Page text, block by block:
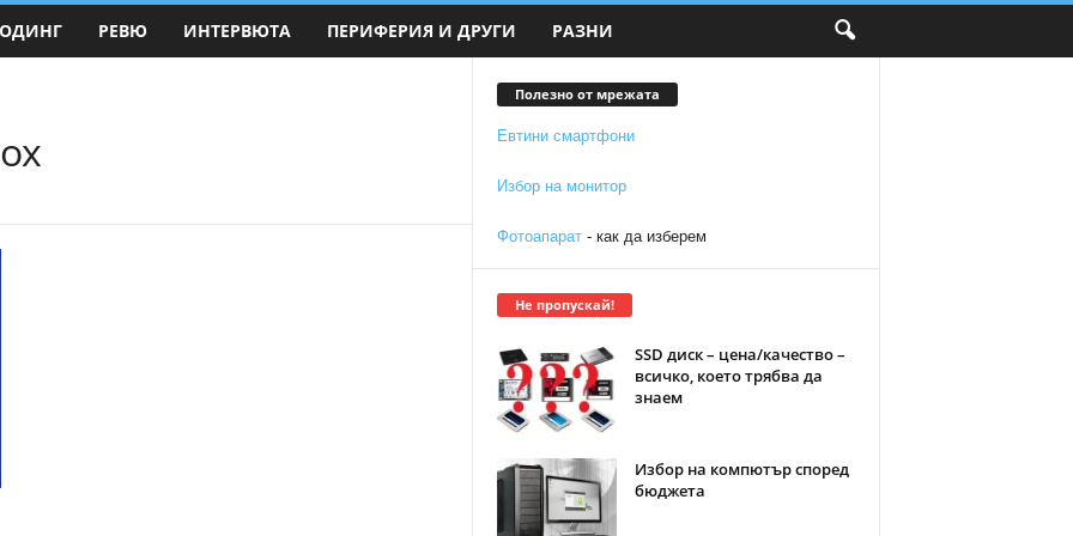
РЕВЮ ИНТЕРВЮТА ПЕРИФЕРИЯ И ДРУГИ РАЗНИ
Полезно от мрежата
Евтини смартфони
Избор на монитор
Фотоапарат- как да изберем
Не пропускай!
SSD диск – цена/качество –
всичко, което трябва да
знаем
Избор на компютър според
бюджета